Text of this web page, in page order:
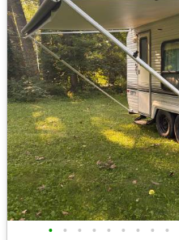
• • • • • • • • •